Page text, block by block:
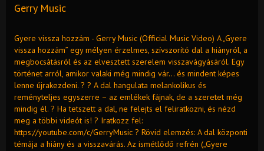
Gerry Music
Gyere vissza hozzám - Gerry Music (Official Music Video) A „Gyere
vissza hozzám” egy mélyen érzelmes, szívszorító dal a hiányról, a
megbocsátásról és az elvesztett szerelem visszavágyásáról. Egy
történet arról, amikor valaki még mindig vár… és mindent képes
lenne újrakezdeni. ? ? A dal hangulata melankolikus és
reményteljes egyszerre – az emlékek fájnak, de a szeretet még
mindig él. ? Ha tetszett a dal, ne felejts el feliratkozni, és nézd
meg a többi videót is! ? Iratkozz fel:
https://youtube.com/c/GerryMusic ? Rövid elemzés: A dal központi
témája a hiány és a visszavárás. Az ismétlődő refrén („Gyere